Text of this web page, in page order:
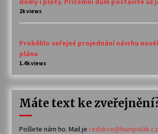
2k views
Proběhlo veřejné projednání návrhu
plánu
1.4k views
Máte text ke
Pošlete nám ho. Mail je redakce@humpolak.cz